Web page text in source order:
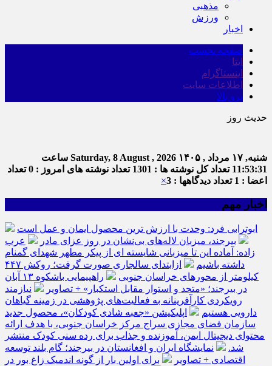
مذهبی
ورزش
اخبار
صفحه نخست
ایتا
اینستاگرام
اطلاعات سایت
برو بالا
حدیث روز
شنبه, ۱۷ مرداد , ۱۴۰۵ Saturday, 8 August , 2026 ساعت
11:53:31 تعداد کل نوشته ها : 1301 تعداد نوشته های امروز : 0
تعداد
اعضا : 1
تعداد دیدگاهها : 3 ×
اخبار مهم
ابوترابی فرد: وحدت با ارزش ترین محصول ایمان و عمل است
بیرجند، میزبان لاله‌های بی‌نشان در روز عزای مادر
عرب
زاده: آماده این تا میزبانی شایسته ای از پیکر مطهر شهدای گمنام
داشته باشیم
ازابتدای سالجاری صورت گرفت؛ روکش ۴۴۷
کیلومتر از محورهای خراسان جنوبی
راهپیمایی باشکوه ۱۳ آبان
در بیرجند؛ «متحد و استوار مقابل استکبار» + تصاویر
نیازمند
رویکردی کارآفرینانه به فعالیت‌های پژوهشی در زمینه گیاهان
دارویی هستیم
اپلیکیشن «جعبه شادی کودکان»، محصول جدید
سازمان فضای مجازی سراج مرکز خراسان جنوبی، با هدف ارائه
محتوای دیجیتال ایمن، آموزنده و جذاب برای رده سنی کودک منتشر
شد.
نمایشگاه ایران و افغانستان در بیرجند؛ گام بلند توسعه
اقتصادی + تصاویر
برای اولین بار از گونه اندمیک زاغ بور در